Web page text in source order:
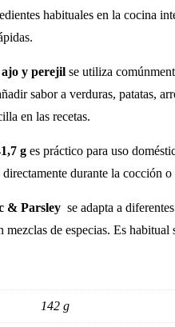
habituales en la cocina
ajo y perejil se utiliza
sabor a verduras, patatas,
en las recetas.
g es práctico para uso
durante la cocción
& Parsley se adapta a
mezclas de especias. Es
142 g